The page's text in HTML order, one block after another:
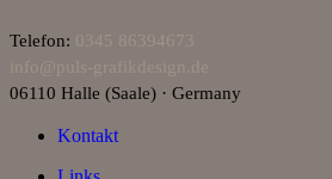
Telefon: 0345 86394673
info@puls‑grafikdesign.de
06110 Halle (Saale) · Germany
Kontakt